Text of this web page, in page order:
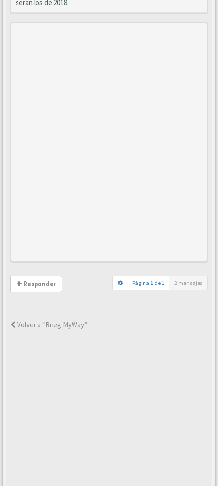
seran los de 2018.
Responder Página 1 de 1 2 mensajes
Volver a “Rneg MyWay”